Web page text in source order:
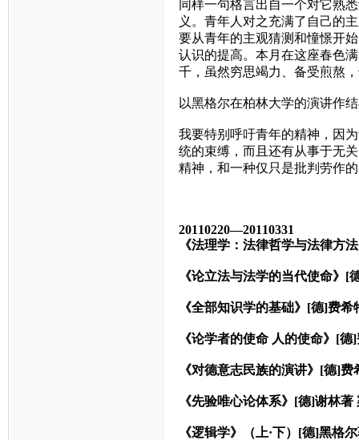
同样一句格言出自一个对它熟
义。青年人对之充满了自己的
要从青年的主观猜测和憧憬开
认识的提高。本月在这座春色
千，虽然穷思竭力、备受煎熬
以黑格尔在柏林大学的演讲作
我要特别呼吁青年的精神，因
统的束缚，而且还有从事于无
精神，和一种仅只是批判劳作
20110220—20110331
《法理学：法律哲学与法律方
《论立法与法学的当代使命》 [
《全部知识学的基础》 [德]费希
《论学者的使命 人的使命》 [德]
《对德意志民族的演讲》 [德]费
《先验唯心论体系》 [德]谢林著
《逻辑学》（上·下） [德]黑格